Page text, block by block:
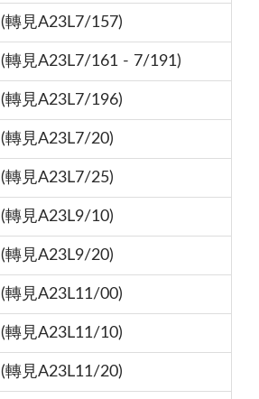
(轉見A23L7/157)
(轉見A23L7/161 - 7/191)
(轉見A23L7/196)
(轉見A23L7/20)
(轉見A23L7/25)
(轉見A23L9/10)
(轉見A23L9/20)
(轉見A23L11/00)
(轉見A23L11/10)
(轉見A23L11/20)